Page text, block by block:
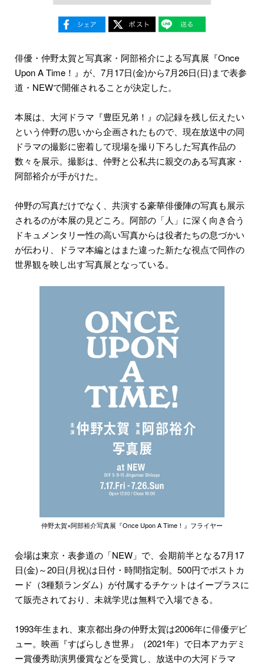
俳優・仲野太賀と写真家・阿部裕介による写真展『Once
Upon A Time！』が、7月17日(金)から7月26日(日)まで表参
道・NEWで開催されることが決定した。
本展は、大河ドラマ『豊臣兄弟！』の記録を残し伝えたい
という仲野の思いから企画されたもので、現在放送中の同
ドラマの撮影に密着して現場を撮り下ろした写真作品の
数々を展示。撮影は、仲野と公私共に親交のある写真家・
阿部裕介が手がけた。
仲野の写真だけでなく、共演する豪華俳優陣の写真も展示
されるのが本展の見どころ。阿部の「人」に深く向き合う
ドキュメンタリー性の高い写真からは役者たちの息づかい
が伝わり、ドラマ本編とはまた違った新たな視点で同作の
世界観を映し出す写真展となっている。
仲野太賀×阿部裕介写真展『Once Upon A Time！』フライヤー
会場は東京・表参道の「NEW」で、会期前半となる7月17
日(金)～20日(月祝)は日付・時間指定制。500円でポストカ
ード（3種類ランダム）が付属するチケットはイープラスに
て販売されており、未就学児は無料で入場できる。
1993年生まれ、東京都出身の仲野太賀は2006年に俳優デビ
ュー。映画『すばらしき世界』（2021年）で日本アカデミ
ー賞優秀助演男優賞などを受賞し、放送中の大河ドラマ